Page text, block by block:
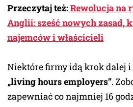
Przeczytaj też:Rewolucja na
Anglii: sześć nowych zasad,
najemców i właścicieli
Niektóre firmy idą krok dalej i
„living hours employers”.
zapewniać co najmniej 16